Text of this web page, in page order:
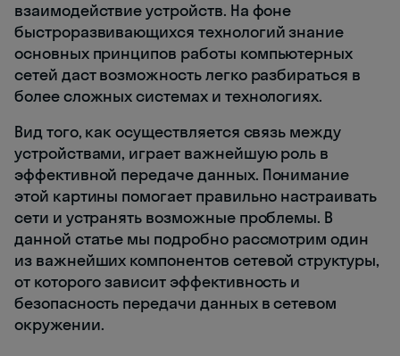
взаимодействие устройств. На фоне
быстроразвивающихся технологий знание
основных принципов работы компьютерных
сетей даст возможность легко разбираться в
более сложных системах и технологиях.
Вид того, как осуществляется связь между
устройствами, играет важнейшую роль в
эффективной передаче данных. Понимание
этой картины помогает правильно настраивать
сети и устранять возможные проблемы. В
данной статье мы подробно рассмотрим один
из важнейших компонентов сетевой структуры,
от которого зависит эффективность и
безопасность передачи данных в сетевом
окружении.